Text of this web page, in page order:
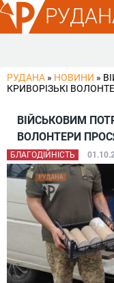
РУДАНА » НОВИНИ »
КРИВОРІЗЬКІ
ВІЙСЬКОВИМ
ВОЛОНТЕРИ
БЛАГОДІЙНІСТЬ